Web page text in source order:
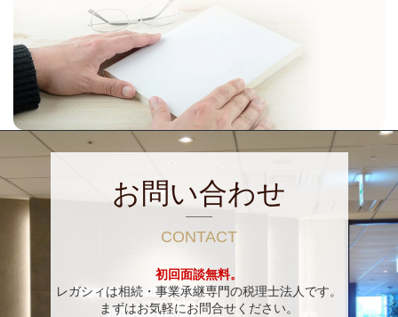
お問い合わせ
CONTACT
初回面談無料。
レガシィは相続・事業承継専門の税理士法人です。
まずはお気軽にお問合せください。